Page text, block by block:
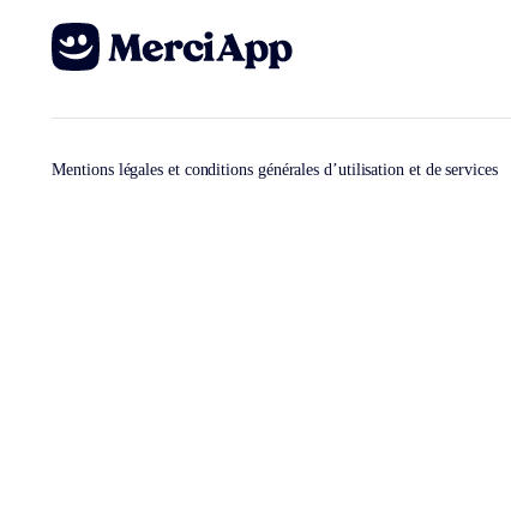
Mentions légales et conditions générales d’utilisation et de services